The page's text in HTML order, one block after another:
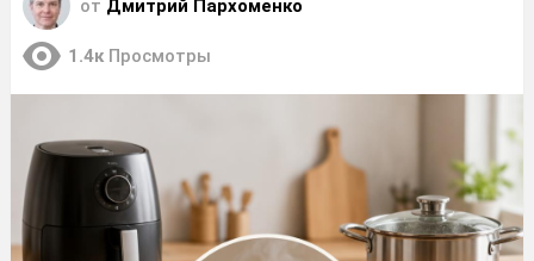
от Дмитрий Пархоменко
1.4к Просмотры